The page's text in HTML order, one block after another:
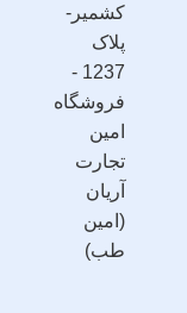
کشمیر-
پلاک
1237 -
فروشگاه
امین
تجارت
آریان
(امین
طب)